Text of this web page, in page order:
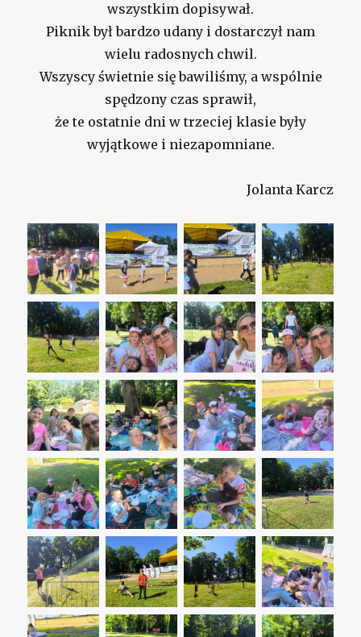
wszystkim dopisywał.
Piknik był bardzo udany i dostarczył nam
wielu radosnych chwil.
Wszyscy świetnie się bawiliśmy, a wspólnie
spędzony czas sprawił,
że te ostatnie dni w trzeciej klasie były
wyjątkowe i niezapomniane.
Jolanta Karcz